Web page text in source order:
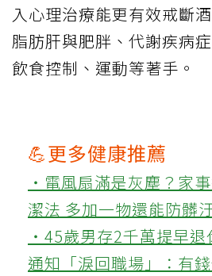
入心理治療能更有效戒斷
脂肪肝與肥胖、代謝疾病
飲食控制、運動等著手。
💪更多健康推薦
‧電風扇滿是灰塵？家
潔法 多加一物還能防髒
‧45歲男存2千萬提早退
通知「淚回職場」：有